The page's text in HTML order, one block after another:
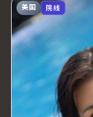
美国 院线